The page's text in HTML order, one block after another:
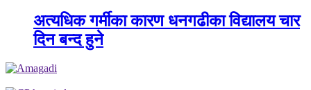
अत्यधिक गर्मीका कारण धनगढीका विद्यालय चार
दिन बन्द हुने